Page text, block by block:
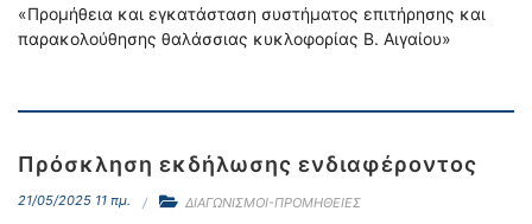
«Προμήθεια και εγκατάσταση συστήματος επιτήρησης και
παρακολούθησης θαλάσσιας κυκλοφορίας Β. Αιγαίου»
Πρόσκληση εκδήλωσης ενδιαφέροντος
21/05/2025 11 πμ. ΔΙΑΓΩΝΙΣΜΟΙ-ΠΡΟΜΗΘΕΙΕΣ